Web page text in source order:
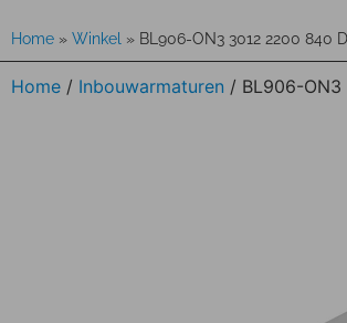
Home » Winkel » BL906-ON3 3012 2200 840
Home / Inbouwarmaturen / BL906-ON3